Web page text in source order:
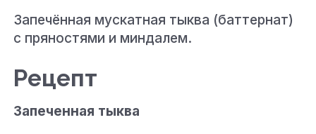
Запечённая мускатная тыква (баттернат)
с пряностями и миндалем.
Рецепт
Запеченная тыква